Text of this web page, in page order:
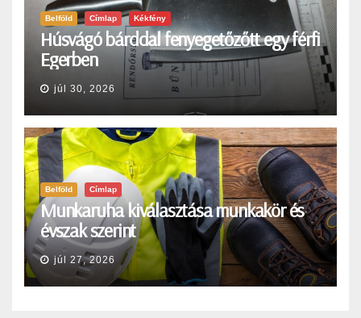
Belföld Címlap Kékfény
Húsvágó bárddal fenyegetőzőtt egy férfi
Egerben
júl 30, 2026
Belföld Címlap
Munkaruha kiválasztása munkakör és
évszak szerint
júl 27, 2026